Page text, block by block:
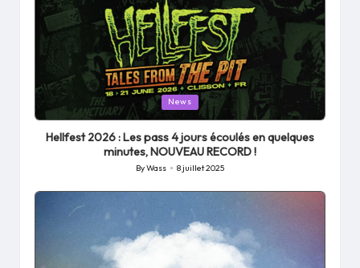
Posted
in
News
Hellfest 2026 : Les pass 4 jours écoulés en quelques
minutes, NOUVEAU RECORD !
Posted
by
ByWass 8 juillet 2025